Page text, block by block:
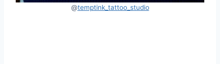
@temptink_tattoo_studio